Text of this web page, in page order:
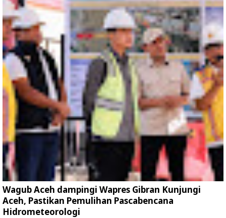
Wagub Aceh dampingi Wapres Gibran Kunjungi
Aceh, Pastikan Pemulihan Pascabencana
Hidrometeorologi